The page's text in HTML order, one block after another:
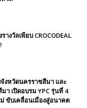
งวัลเพียบ CROCODEAL
งหวัดนครราชสีมา และ
เปิดอบรม YPC รุ่นที่ 4
ขับเคลื่อนเมืองสู่อนาคต